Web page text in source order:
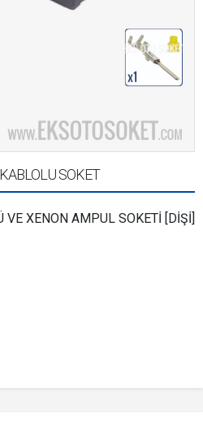
SOKET
VE XENON AMPUL SOKETİ [DİŞİ]